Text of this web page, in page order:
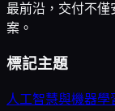
最前沿，交付不
案。
標記主題
人工智慧與機器學